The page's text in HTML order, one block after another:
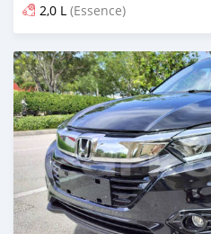
2,0 L (Essence)
Publié il y a plus d'un an